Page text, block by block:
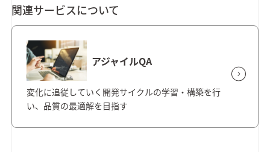
関連サービスについて
アジャイルQA
変化に追従していく開発サイクルの学習・構築を行
い、品質の最適解を目指す